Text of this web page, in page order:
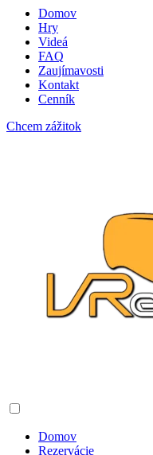
Domov
Hry
Videá
FAQ
Zaujímavosti
Kontakt
Cenník
Chcem zážitok
Domov
Rezervácie